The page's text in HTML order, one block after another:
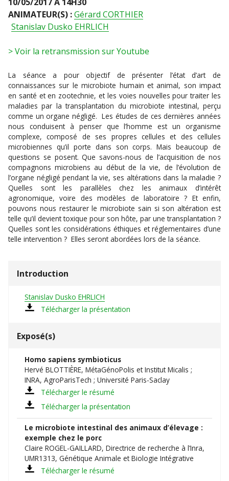
ANIMATEUR(S) :Gérard CORTHIER
Stanislav Dusko EHRLICH
> Voir la retransmission sur Youtube
La séance a pour objectif de présenter l’état d’art de
connaissances sur le microbiote humain et animal, son impact
en santé et en zootechnie, et les voies nouvelles pour traiter les
maladies par la transplantation du microbiote intestinal, perçu
comme un organe négligé. Les études de ces dernières années
nous conduisent à penser que l’homme est un organisme
complexe, composé de ses propres cellules et des cellules
microbiennes qu’il porte dans son corps. Mais beaucoup de
questions se posent. Que savons-nous de l’acquisition de nos
compagnons microbiens au début de la vie, de l’évolution de
l’organe négligé pendant la vie, ses altérations dans la maladie ?
Quelles sont les parallèles chez les animaux d’intérêt
agronomique, voire des modèles de laboratoire ? Et enfin,
pouvons nous restaurer le microbiote sain si son altération est
telle qu’il devient toxique pour son hôte, par une transplantation ?
Quelles sont les considérations éthiques et réglementaires d’une
telle intervention ? Elles seront abordées lors de la séance.
Introduction
Stanislav Dusko EHRLICH
Télécharger la présentation
Exposé(s)
Homo sapiens symbioticus
Hervé BLOTTIÈRE, MétaGénoPolis et Institut Micalis ;
INRA, AgroParisTech ; Université Paris-Saclay
Télécharger le résumé
Télécharger la présentation
Le microbiote intestinal des animaux d’élevage :
exemple chez le porc
Claire ROGEL-GAILLARD, Directrice de recherche à l’Inra,
UMR1313, Génétique Animale et Biologie Intégrative
Télécharger le résumé